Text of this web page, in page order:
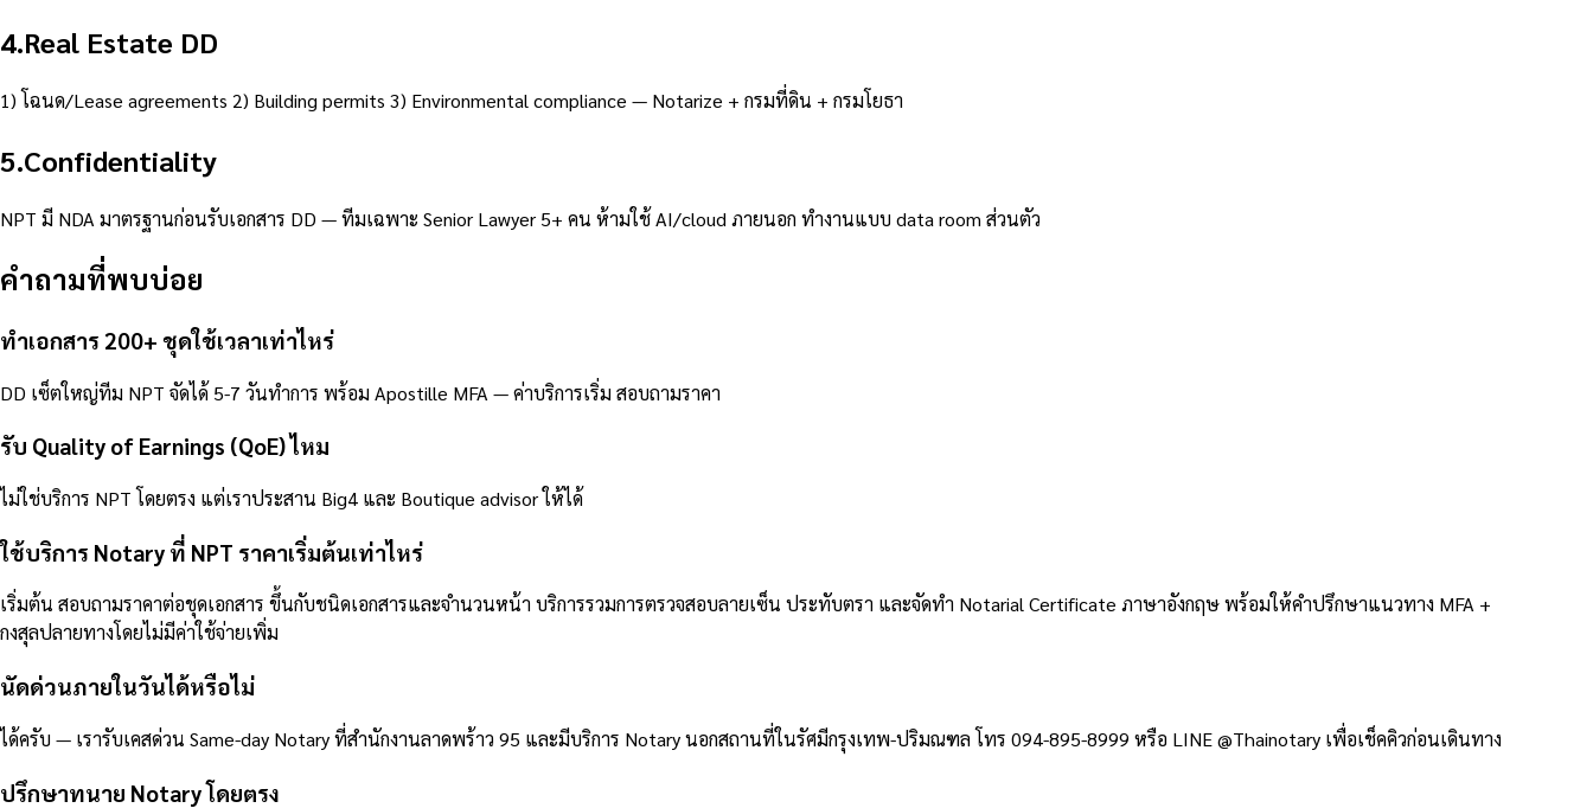
4.Real Estate DD
1) โฉนด/Lease agreements 2) Building permits 3) Environmental compliance — Notarize + กรมที่ดิน + กรมโยธา
5.Confidentiality
NPT มี NDA มาตรฐานก่อนรับเอกสาร DD — ทีมเฉพาะ Senior Lawyer 5+ คน ห้ามใช้ AI/cloud ภายนอก ทำงานแบบ data room ส่วนตัว
คำถามที่พบบ่อย
ทำเอกสาร 200+ ชุดใช้เวลาเท่าไหร่
DD เซ็ตใหญ่ทีม NPT จัดได้ 5-7 วันทำการ พร้อม Apostille MFA — ค่าบริการเริ่ม สอบถามราคา
รับ Quality of Earnings (QoE) ไหม
ไม่ใช่บริการ NPT โดยตรง แต่เราประสาน Big4 และ Boutique advisor ให้ได้
ใช้บริการ Notary ที่ NPT ราคาเริ่มต้นเท่าไหร่
เริ่มต้น สอบถามราคาต่อชุดเอกสาร ขึ้นกับชนิดเอกสารและจำนวนหน้า บริการรวมการตรวจสอบลายเซ็น ประทับตรา และจัดทำ Notarial Certificate ภาษาอังกฤษ พร้อมให้คำปรึกษาแนวทาง MFA +
กงสุลปลายทางโดยไม่มีค่าใช้จ่ายเพิ่ม
นัดด่วนภายในวันได้หรือไม่
ได้ครับ — เรารับเคสด่วน Same-day Notary ที่สำนักงานลาดพร้าว 95 และมีบริการ Notary นอกสถานที่ในรัศมีกรุงเทพ-ปริมณฑล โทร 094-895-8999 หรือ LINE @Thainotary เพื่อเช็คคิวก่อนเดินทาง
ปรึกษาทนาย Notary โดยตรง